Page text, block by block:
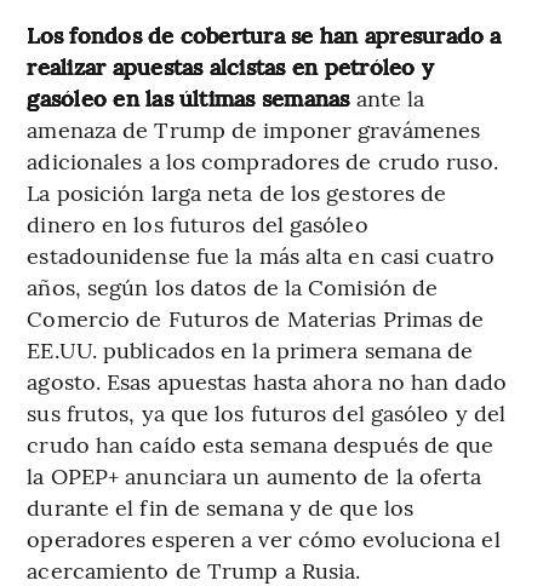
Los fondos de cobertura se han apresurado a
realizar apuestas alcistas en petróleo y
gasóleo en las últimas semanas ante la
amenaza de Trump de imponer gravámenes
adicionales a los compradores de crudo ruso.
La posición larga neta de los gestores de
dinero en los futuros del gasóleo
estadounidense fue la más alta en casi cuatro
años, según los datos de la Comisión de
Comercio de Futuros de Materias Primas de
EE.UU. publicados en la primera semana de
agosto. Esas apuestas hasta ahora no han dado
sus frutos, ya que los futuros del gasóleo y del
crudo han caído esta semana después de que
la OPEP+ anunciara un aumento de la oferta
durante el fin de semana y de que los
operadores esperen a ver cómo evoluciona el
acercamiento de Trump a Rusia.